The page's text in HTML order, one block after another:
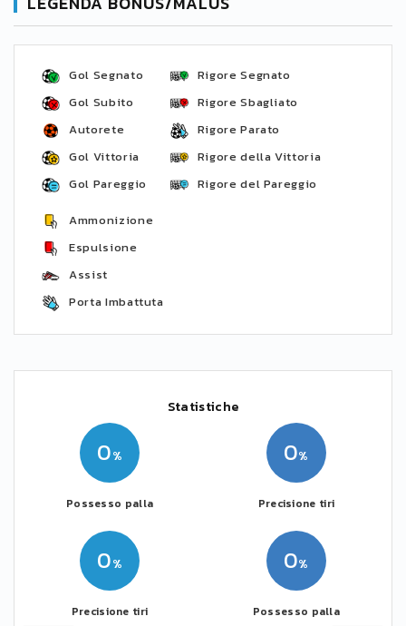
Gol Segnato
Gol Subito
Autorete
Gol Vittoria
Gol Pareggio
Rigore Segnato
Rigore Sbagliato
Rigore Parato
Rigore della Vittoria
Rigore del Pareggio
Ammonizione
Espulsione
Assist
Porta Imbattuta
Statistiche
0
Possesso palla
0
Precisione tiri
0
Possesso palla
0
Precisione tiri